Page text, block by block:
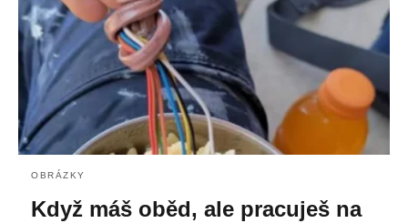
OBRÁZKY
Když máš oběd, ale pracuješ na